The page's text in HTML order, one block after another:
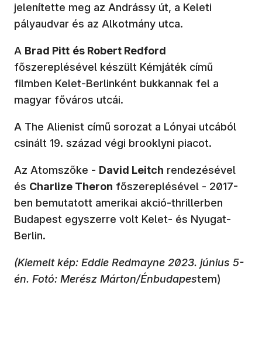
jelenítette meg az Andrássy út, a Keleti
pályaudvar és az Alkotmány utca.
A Brad Pitt és Robert Redford
főszereplésével készült Kémjáték című
filmben Kelet-Berlinként bukkannak fel a
magyar főváros utcái.
A The Alienist című sorozat a Lónyai utcából
csinált 19. század végi brooklyni piacot.
Az Atomszőke - David Leitch rendezésével
és Charlize Theron főszereplésével - 2017-
ben bemutatott amerikai akció-thrillerben
Budapest egyszerre volt Kelet- és Nyugat-
Berlin.
(Kiemelt kép: Eddie Redmayne 2023. június 5-
én. Fotó: Merész Márton/Énbudapestem)